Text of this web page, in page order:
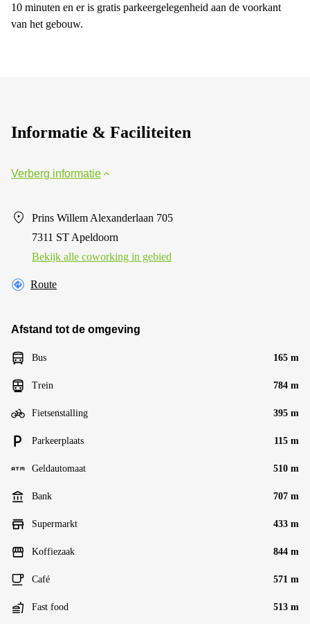
10 minuten en er is gratis parkeergelegenheid aan de voorkant
van het gebouw.
Informatie & Faciliteiten
Verberg informatie
Prins Willem Alexanderlaan 705
7311 ST Apeldoorn
Bekijk alle сoworking in gebied
Route
Afstand tot de omgeving
Bus 165 m
Trein 784 m
Fietsenstalling 395 m
Parkeerplaats 115 m
Geldautomaat 510 m
Bank 707 m
Supermarkt 433 m
Koffiezaak 844 m
Café 571 m
Fast food 513 m